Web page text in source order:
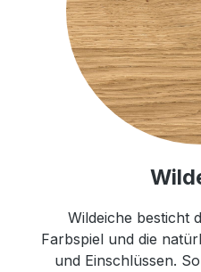
Wildeiche besticht
Farbspiel und die
und Einschlüssen.